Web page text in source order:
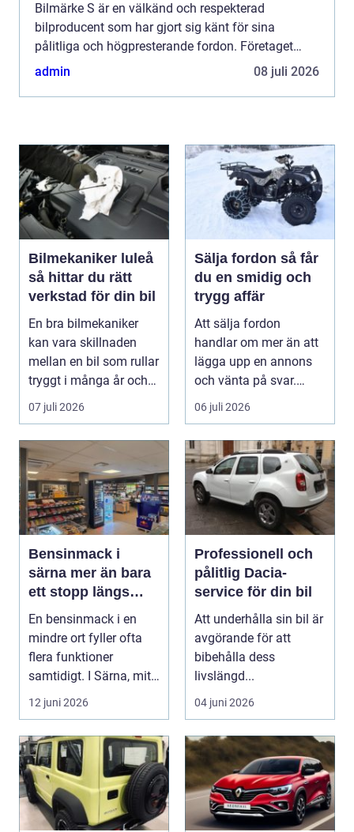
Bilmärke S är en välkänd och respekterad
bilproducent som har gjort sig känt för sina
pålitliga och högpresterande fordon. Företaget
grundades för mer än 50 år sedan och har sedan
admin 08 juli 2026
Bilmekaniker luleå
så hittar du rätt
verkstad för din bil
En bra bilmekaniker
kan vara skillnaden
mellan en bil som rullar
tryggt i många år och
återkommande ...
07 juli 2026
Sälja fordon så får
du en smidig och
trygg affär
Att sälja fordon
handlar om mer än att
lägga upp en annons
och vänta på svar.
Många vill få en bra p...
06 juli 2026
Bensinmack i
särna mer än bara
ett stopp längs
vägen
En bensinmack i en
mindre ort fyller ofta
flera funktioner
samtidigt. I Särna, mitt
i norra Dalarna,...
12 juni 2026
Professionell och
pålitlig Dacia-
service för din bil
Att underhålla sin bil är
avgörande för att
bibehålla dess
livslängd...
04 juni 2026